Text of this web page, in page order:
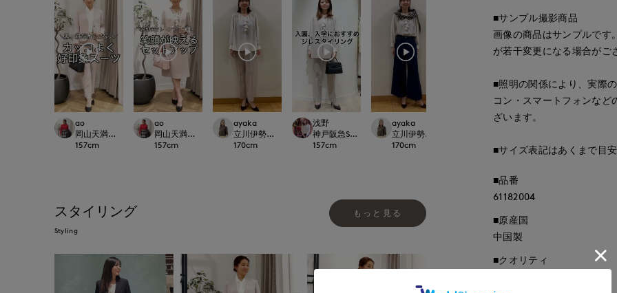
ao
岡山天満屋SUPERIORCLOSET
157cm
ao
岡山天満屋SUPERIORCLOSET
157cm
ayaka
立川伊勢丹I.T.'S.international
170cm
浅野
神戸阪急SUPERIORCLOSET
157cm
ayaka
立川伊勢丹I.T.'S.international
170cm
ayaka
157cm
スタイリング
Styling
もっと見る
■サンプル撮影商品
画像の商品はサンプルです
が若干変更になる場合がご
■照明の関係により、実際
コン・スマートフォンなど
ざいます。
■サイズ表記はあくまで目安
■品番
61182004
■原産国
中国製
■クオリティ